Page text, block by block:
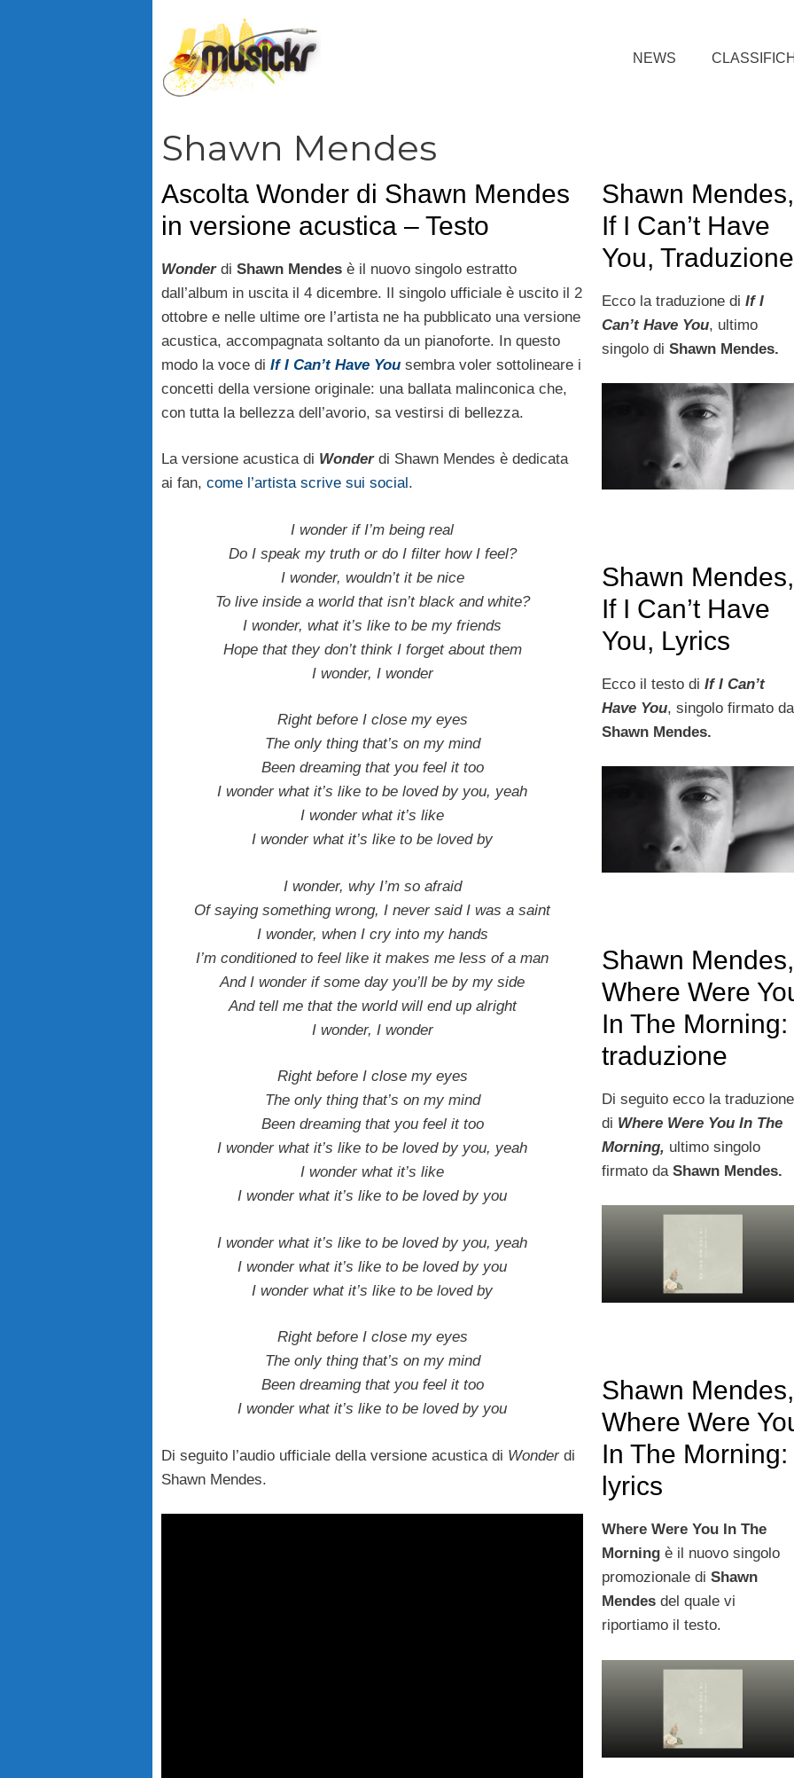
NEWS
Shawn Mendes
Ascolta Wonder di Shawn Mendes
in versione acustica – Testo
Wonderdi Shawn Mendes è il nuovo singolo estratto
dall’album in uscita il 4 dicembre. Il singolo ufficiale è uscito il 2
ottobre e nelle ultime ore l’artista ne ha pubblicato una versione
acustica, accompagnata soltanto da un pianoforte. In questo
modo la voce di If I Can’t Have You sembra voler sottolineare i
concetti della versione originale: una ballata malinconica che,
con tutta la bellezza dell’avorio, sa vestirsi di bellezza.
La versione acustica di Wonderdi Shawn Mendes è dedicata
ai fan, come l’artista scrive sui social .
I wonder if I’m being real
Do I speak my truth or do I filter how I feel?
I wonder, wouldn’t it be nice
To live inside a world that isn’t black and white?
I wonder, what it’s like to be my friends
Hope that they don’t think I forget about them
I wonder, I wonder
Right before I close my eyes
The only thing that’s on my mind
Been dreaming that you feel it too
I wonder what it’s like to be loved by you, yeah
I wonder what it’s like
I wonder what it’s like to be loved by
I wonder, why I’m so afraid
Of saying something wrong, I never said I was a saint
I wonder, when I cry into my hands
I’m conditioned to feel like it makes me less of a man
And I wonder if some day you’ll be by my side
And tell me that the world will end up alright
I wonder, I wonder
Right before I close my eyes
The only thing that’s on my mind
Been dreaming that you feel it too
I wonder what it’s like to be loved by you, yeah
I wonder what it’s like
I wonder what it’s like to be loved by you
I wonder what it’s like to be loved by you, yeah
I wonder what it’s like to be loved by you
I wonder what it’s like to be loved by
Right before I close my eyes
The only thing that’s on my mind
Been dreaming that you feel it too
I wonder what it’s like to be loved by you
Di seguito l’audio ufficiale della versione acustica di Wonderdi
Shawn Mendes.
Shawn Mendes,
If I Can’t Have
You, Traduzione
Ecco la traduzione diIf I
Can’t Have You, ultimo
singolo diShawn Mendes.
Shawn Mendes,
If I Can’t Have
You, Lyrics
Ecco il testo diIf I Can’t
Have You, singolo firmato da
Shawn Mendes.
Shawn Mendes,
Where Were
In The Morning:
traduzione
Di seguito ecco la traduzione
di Where Were You In The
Morning, ultimo singolo
firmato daShawn Mendes.
Shawn Mendes,
Where Were
In The Morning:
lyrics
Where Were You In The
Morning è il nuovo singolo
promozionale diShawn
Mendes del quale vi
riportiamo il testo.